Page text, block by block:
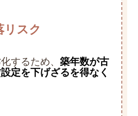
スク
するため、築年数が古
定を下げざるを得なく